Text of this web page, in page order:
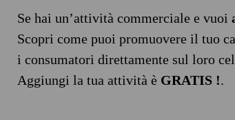
Se hai un’attività commerciale e vuoi
Scopri come puoi promuovere il tuo
i consumatori direttamente sul loro
Aggiungi la tua attività è GRATIS !.